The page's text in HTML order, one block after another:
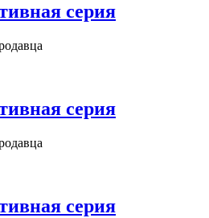
серия
серия
серия